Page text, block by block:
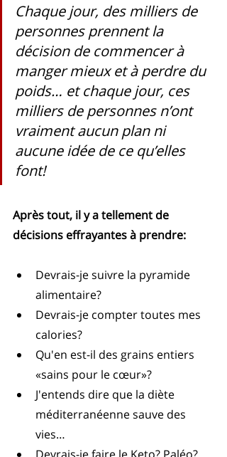
Chaque jour, des milliers de
personnes prennent la
décision de commencer à
manger mieux et à perdre du
poids… et chaque jour, ces
milliers de personnes n’ont
vraiment aucun plan ni
aucune idée de ce qu’elles
font!
Après tout, il y a tellement de
décisions effrayantes à prendre:
Devrais-je suivre la pyramide
alimentaire?
Devrais-je compter toutes mes
calories?
Qu'en est-il des grains entiers
«sains pour le cœur»?
J'entends dire que la diète
méditerranéenne sauve des
vies…
Devrais-je faire le Keto? Paléo?